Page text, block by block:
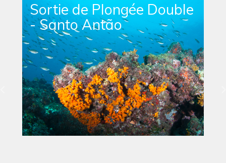
Sortie de Plongée Double
- Santo Antão